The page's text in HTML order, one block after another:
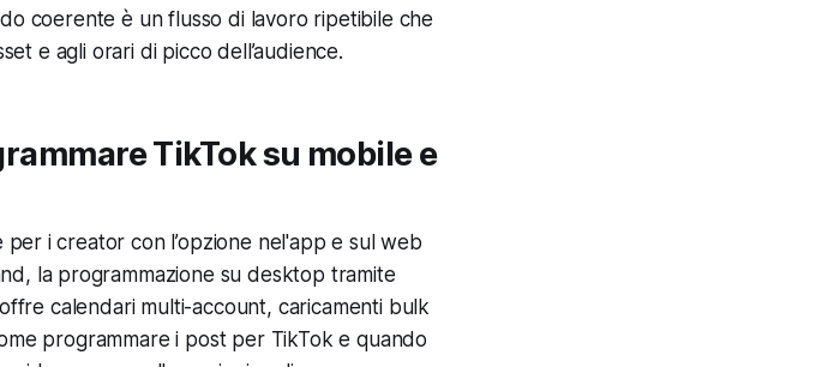
coerente è un flusso di lavoro ripetibile che
e agli orari di picco dell’audience.
TikTok su mobile e
i creator con l’opzione nel'app e sul web
la programmazione su desktop tramite
calendari multi-account, caricamenti bulk
programmare i post per TikTok e quando